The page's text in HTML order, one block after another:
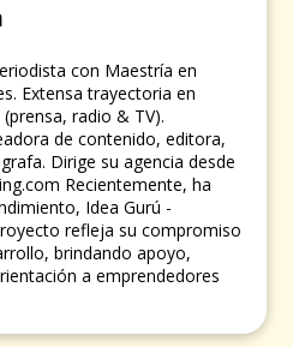
con Maestría en
Extensa trayectoria en
radio & TV).
de contenido, editora,
Dirige su agencia desde
Recientemente, ha
Idea Gurú -
refleja su compromiso
brindando apoyo,
a emprendedores